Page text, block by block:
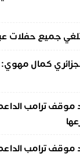
جميع حفلات عبد
كمال
موقف ترامب
موقف ترامب